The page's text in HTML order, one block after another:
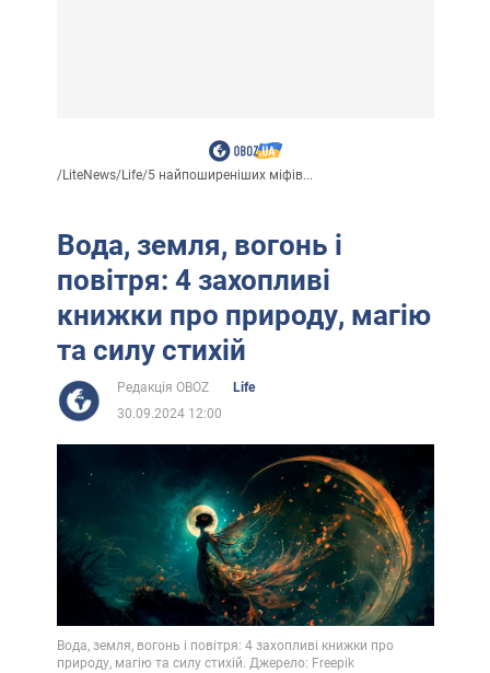
/LiteNews/Life/5 найпоширеніших міфів...
Вода, земля, вогонь і
повітря: 4 захопливі
книжки про природу, магію
та силу стихій
Редакція OBOZ
Life
30.09.2024 12:00
Вода, земля, вогонь і повітря: 4 захопливі книжки про
природу, магію та силу стихій. Джерело: Freepik